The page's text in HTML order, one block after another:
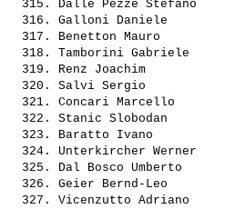
  315.
Dalle Pezze Stefano
  316.
Galloni Daniele
  317.
Benetton Mauro
  318.
Tamborini Gabriele
  319.
Renz Joachim
  320.
Salvi Sergio
  321.
Concari Marcello
  322.
Stanic Slobodan
  323.
Baratto Ivano
  324.
Unterkircher Werner
  325.
Dal Bosco Umberto
  326.
Geier Bernd-Leo
  327.
Vicenzutto Adriano